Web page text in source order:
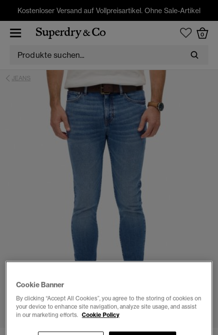
Kostenloser Versand auf Vollpreisartikel. Ohne Sale-Artikel
0
JEANS
1 2 3 4 5 6 7
Cookie Banner
By clicking “Accept All Cookies”, you agree to the storing of cookies on
your device to enhance site navigation, analyze site usage, and assist
in our marketing efforts. Cookie Policy